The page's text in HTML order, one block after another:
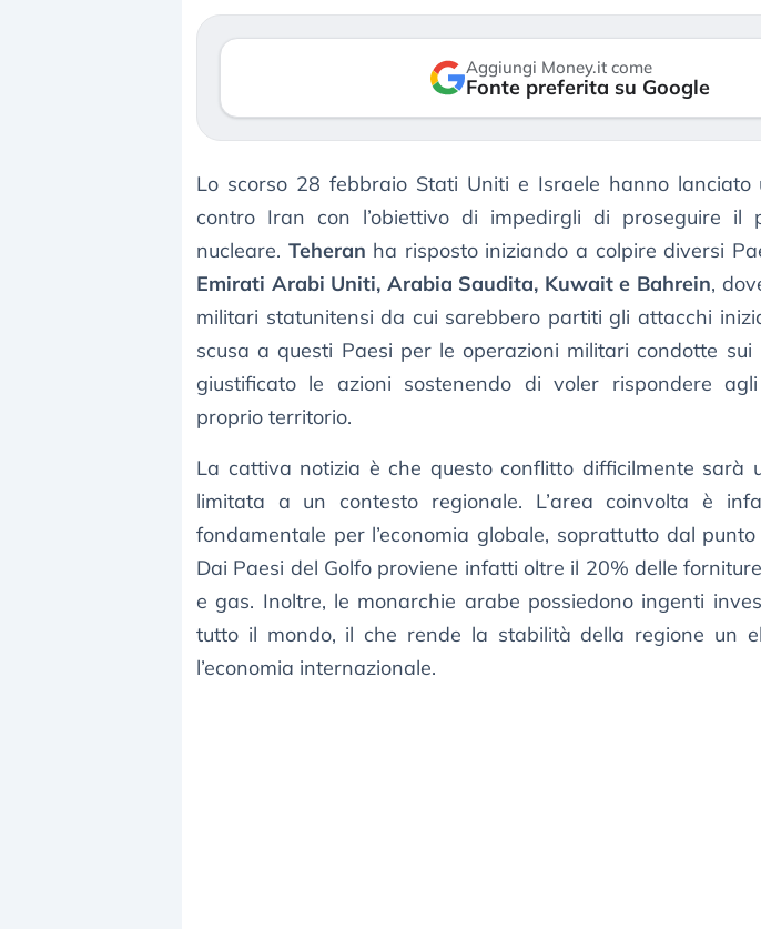
Aggiungi Money.it come
Fonte preferita su Google
Lo scorso 28 febbraio Stati Uniti e Israele hanno lanciato
contro Iran con l’obiettivo di impedirgli di proseguire il
nucleare. Teheran ha risposto iniziando a colpire diversi
Emirati Arabi Uniti, Arabia Saudita, Kuwait e Bahrein,
militari statunitensi da cui sarebbero partiti gli attacchi
scusa a questi Paesi per le operazioni militari condotte
giustificato le azioni sostenendo di voler rispondere
proprio territorio.
La cattiva notizia è che questo conflitto difficilmente sarà
limitata a un contesto regionale. L’area coinvolta è
fondamentale per l’economia globale, soprattutto dal
Dai Paesi del Golfo proviene infatti oltre il 20% delle
e gas. Inoltre, le monarchie arabe possiedono ingenti
tutto il mondo, il che rende la stabilità della regione un
l’economia internazionale.
3 agosto 2026
Kospi,
30 luglio 2026